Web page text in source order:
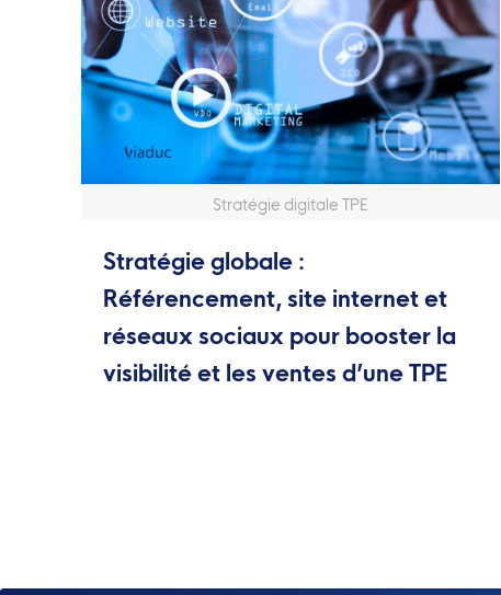
Stratégie digitale TPE
Stratégie globale :
Référencement, site internet et
réseaux sociaux pour booster la
visibilité et les ventes d’une TPE